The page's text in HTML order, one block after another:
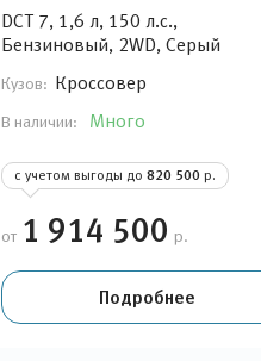
DCT 7, 1,6 л, 150 л.с.,
Бензиновый, 2WD, Серый
Кузов: Кроссовер
В наличии: Много
с учетом выгоды до 820 500 р.
от 1 914 500 р.
Подробнее